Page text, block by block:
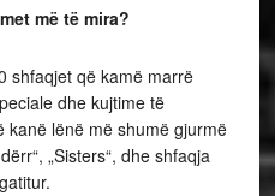
më të mira?
shfaqjet që kamë marrë
dhe kujtime të
kanë lënë më shumë gjurmë
„Sisters“, dhe shfaqja